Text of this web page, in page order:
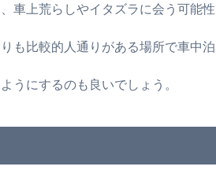
車上荒らしやイタズラに会う可能性
も比較的人通りがある場所で車中泊
うにするのも良いでしょう。